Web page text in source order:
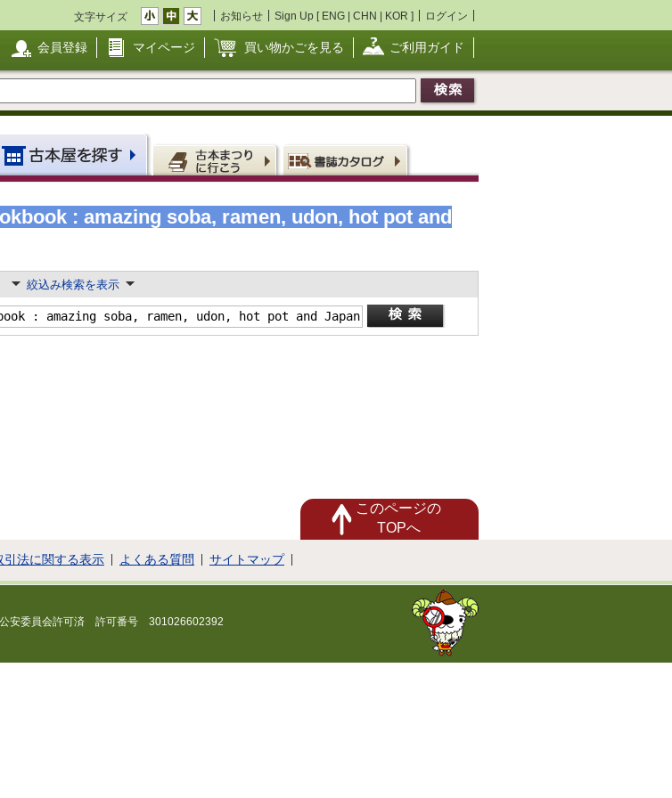
文字サイズ お知らせ Sign Up [ ENG | CHN | KOR ] ログイン
会員登録 マイページ 買い物かごを見る ご利用ガイド
: amazing soba, ramen, udon, hot pot and
絞込み検索を表示
このページの
TOPへ
引法に関する表示 よくある質問 サイトマップ
安委員会許可済 許可番号 301026602392